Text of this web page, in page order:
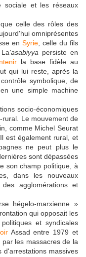
sociale et les réseaux
celle des rôles des
omniprésentes
en Syrie, celle du fils
'asabiyya persiste en
la base fidèle au
qui lui reste, après la
symbolique, de
une simple machine
socio-économiques
Le mouvement de
comme Michel Seurat
est également rural, et
ne peut plus le
sont dépassées
son champ politique, à
dans les nouveaux
agglomérations et
hégelo-marxienne »
qui opposait les
et syndicales
Assad entre 1979 et
les massacres de la
massives